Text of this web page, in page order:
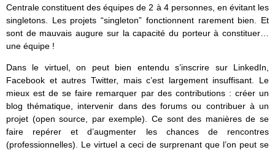
Centrale constituent des équipes de 2 à 4 personnes, en évitant les
singletons. Les projets “singleton” fonctionnent rarement bien. Et
sont de mauvais augure sur la capacité du porteur à constituer…
une équipe !
Dans le virtuel, on peut bien entendu s’inscrire sur LinkedIn,
Facebook et autres Twitter, mais c’est largement insuffisant. Le
mieux est de se faire remarquer par des contributions : créer un
blog thématique, intervenir dans des forums ou contribuer à un
projet (open source, par exemple). Ce sont des manières de se
faire repérer et d’augmenter les chances de rencontres
(professionnelles). Le virtuel a ceci de surprenant que l’on peut se